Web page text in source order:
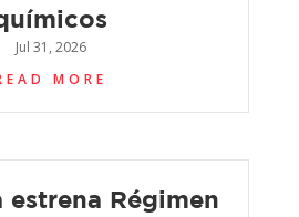
Jul 31, 2026
MORE
estrena Régimen